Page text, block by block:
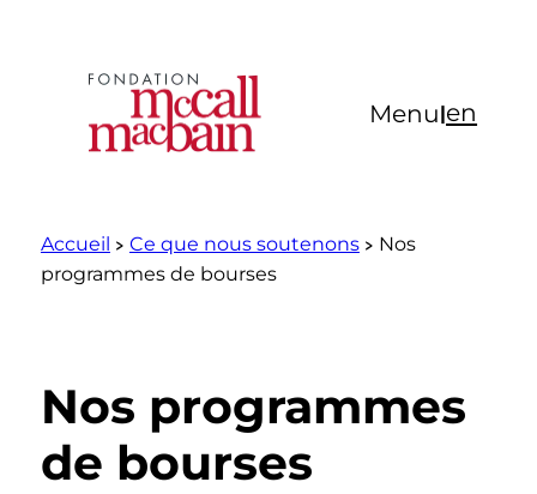
Menu|en
Accueil Ce que nous soutenons
Nos
programmes de bourses
Nos programmes
de bourses